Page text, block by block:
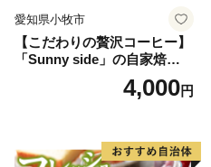
愛知県小牧市
【こだわりの贅沢コーヒー】
「Sunny side」の自家焙煎珈
琲ストロングブレンド（100
4,000円